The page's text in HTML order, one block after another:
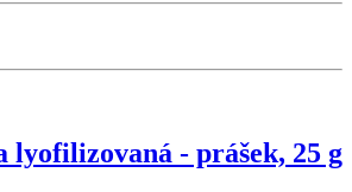
- prášek, 25 g